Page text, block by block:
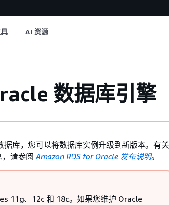
AI 资源
数据库引擎
库，您可以将数据库实例升级到新版本。有关
，请参阅Amazon RDS for Oracle 发布说明。
11g、12c 和 18c。如果您维护 Oracle